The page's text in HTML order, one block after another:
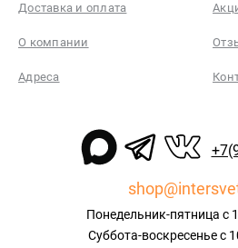
Доставка и оплата
О компании
Адреса
Понедельник-пятница с
Суббота-воскресенье с